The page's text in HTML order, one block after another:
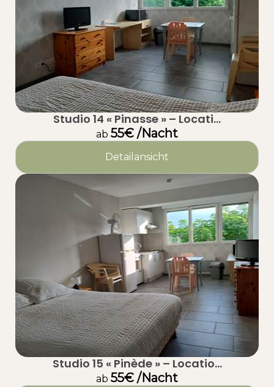
Studio 14 « Pinasse » – Locati...
ab 55€ /Nacht
Detailansicht
Studio 15 « Pinède » – Locatio...
ab 55€ /Nacht